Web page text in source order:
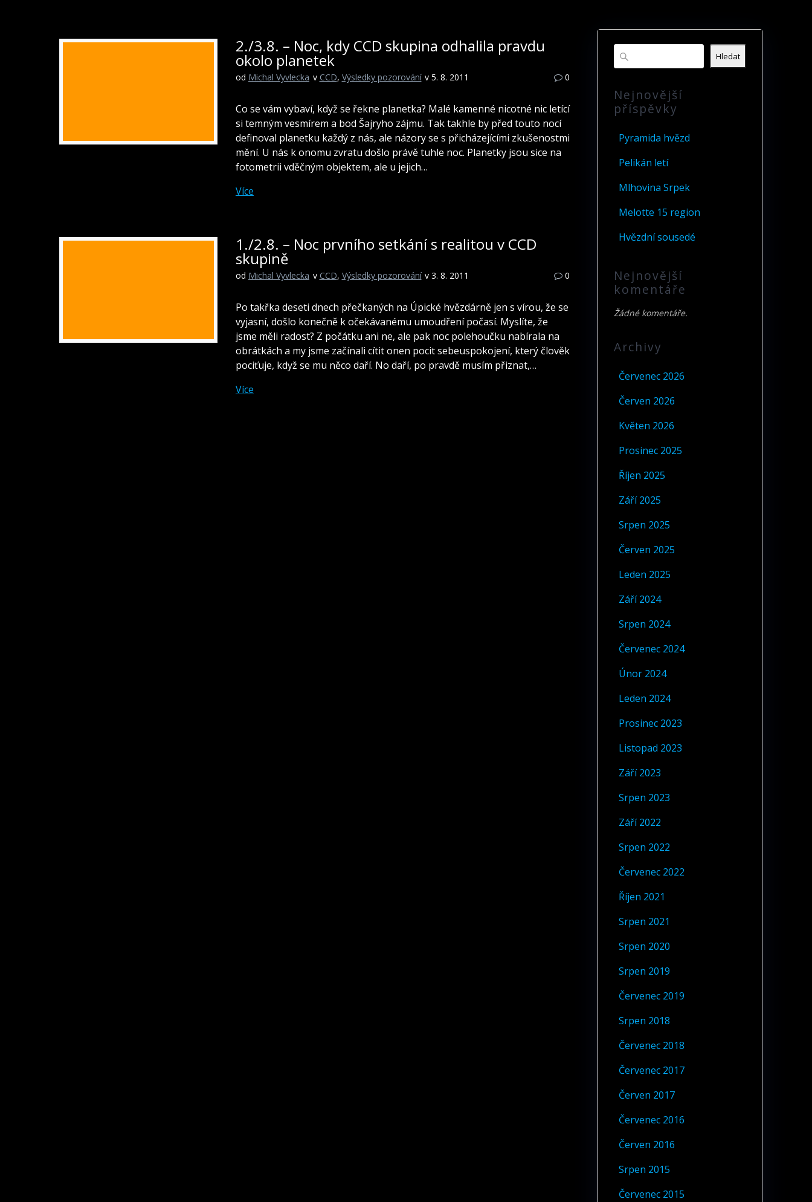
2./3.8. – Noc, kdy CCD skupina odhalila pravdu
okolo planetek
od Michal Vyvlecka v CCD, Výsledky pozorování v 5. 8. 2011 0
Co se vám vybaví, když se řekne planetka? Malé kamenné nicotné nic letící
si temným vesmírem a bod Šajryho zájmu. Tak takhle by před touto nocí
definoval planetku každý z nás, ale názory se s přicházejícími zkušenostmi
mění. U nás k onomu zvratu došlo právě tuhle noc. Planetky jsou sice na
fotometrii vděčným objektem, ale u jejich…
Více
1./2.8. – Noc prvního setkání s realitou v CCD
skupině
od Michal Vyvlecka v CCD, Výsledky pozorování v 3. 8. 2011 0
Po takřka deseti dnech přečkaných na Úpické hvězdárně jen s vírou, že se
vyjasní, došlo konečně k očekávanému umoudření počasí. Myslíte, že
jsme měli radost? Z počátku ani ne, ale pak noc polehoučku nabírala na
obrátkách a my jsme začínali cítit onen pocit sebeuspokojení, který člověk
pociťuje, když se mu něco daří. No daří, po pravdě musím přiznat,…
Více
Hledat
Nejnovější
příspěvky
Pyramida hvězd
Pelikán letí
Mlhovina Srpek
Melotte 15 region
Hvězdní sousedé
Nejnovější
komentáře
Žádné komentáře.
Archivy
Červenec 2026
Červen 2026
Květen 2026
Prosinec 2025
Říjen 2025
Září 2025
Srpen 2025
Červen 2025
Leden 2025
Září 2024
Srpen 2024
Červenec 2024
Únor 2024
Leden 2024
Prosinec 2023
Listopad 2023
Září 2023
Srpen 2023
Září 2022
Srpen 2022
Červenec 2022
Říjen 2021
Srpen 2021
Srpen 2020
Srpen 2019
Červenec 2019
Srpen 2018
Červenec 2018
Červenec 2017
Červen 2017
Červenec 2016
Červen 2016
Srpen 2015
Červenec 2015